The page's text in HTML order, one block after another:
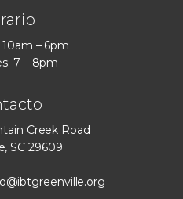
– 6pm
7 – 8pm
Creek Road
SC 29609